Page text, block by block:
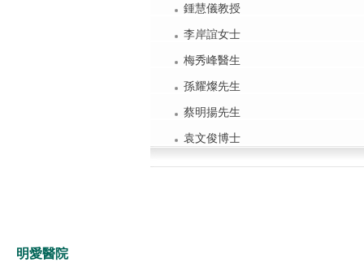
鍾慧儀教授
李岸誼女士
梅秀峰醫生
孫耀燦先生
蔡明揚先生
袁文俊博士
明愛醫院